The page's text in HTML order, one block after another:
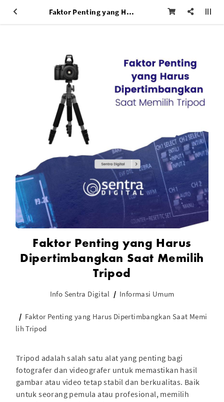
Faktor Penting yang Harus Dipertimbangkan Saat Memilih Tripod
Faktor Penting yang Harus
Dipertimbangkan Saat Memilih
Tripod
Info Sentra Digital Informasi Umum
Faktor Penting yang Harus Dipertimbangkan Saat Memi
lih Tripod
Tripod adalah salah satu alat yang penting bagi
fotografer dan videografer untuk memastikan hasil
gambar atau video tetap stabil dan berkualitas. Baik
untuk seorang pemula atau profesional, memilih